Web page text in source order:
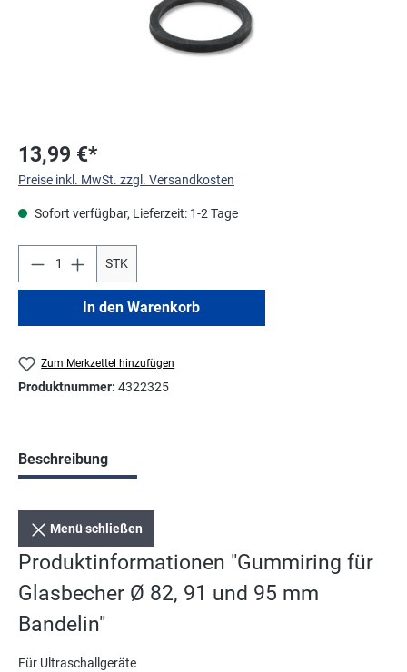
13,99 €*
Preise inkl. MwSt. zzgl. Versandkosten
Sofort verfügbar, Lieferzeit: 1-2 Tage
STK
In den Warenkorb
Zum Merkzettel hinzufügen
Produktnummer: 4322325
Beschreibung
Menü schließen
Produktinformationen "Gummiring für
Glasbecher Ø 82, 91 und 95 mm
Bandelin"
Für Ultraschallgeräte